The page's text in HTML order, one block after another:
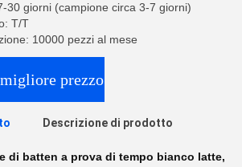
30 giorni (campione circa 3-7 giorni)
T/T
10000 pezzi al mese
prezzo
Descrizione di prodotto
di batten a prova di tempo bianco latte,